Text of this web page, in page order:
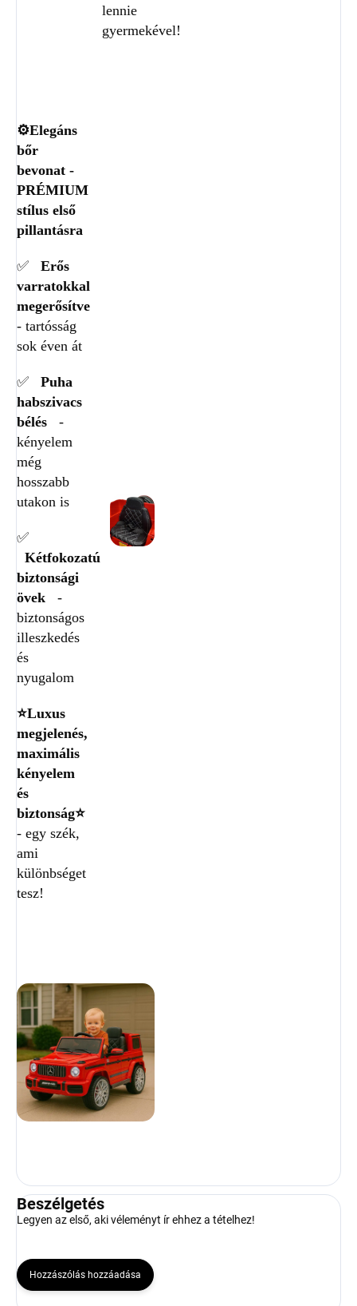
lennie
gyermekével!
⚙️Elegáns
bőr
bevonat -
PRÉMIUM
stílus első
pillantásra
✅
Erős
varratokkal
megerősítve
- tartósság
sok éven át
✅
Puha
habszivacs
bélés
-
kényelem
még
hosszabb
utakon is
✅
Kétfokozatú
biztonsági
övek
-
biztonságos
illeszkedés
és
nyugalom
⭐Luxus
megjelenés,
maximális
kényelem
és
biztonság⭐
- egy szék,
ami
különbséget
tesz!
Beszélgetés
Legyen az első, aki véleményt ír ehhez a tételhez!
Hozzászólás hozzáadása